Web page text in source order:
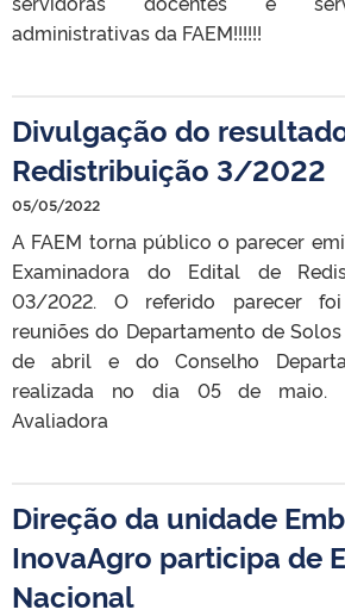
administrativas da FAEM!!!!!!
Divulgação do
Redistribuição 3/2022
05/05/2022
A FAEM torna público o parecer
Examinadora do Edital de
03/2022. O referido parecer
reuniões do Departamento de
de abril e do Conselho
realizada no dia 05 de maio.
Avaliadora
Direção da unidade
InovaAgro participa de
Nacional